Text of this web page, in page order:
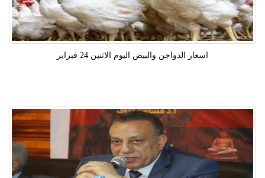
اسعار الدواجن والبيض اليوم الاثنين 24 فبراير